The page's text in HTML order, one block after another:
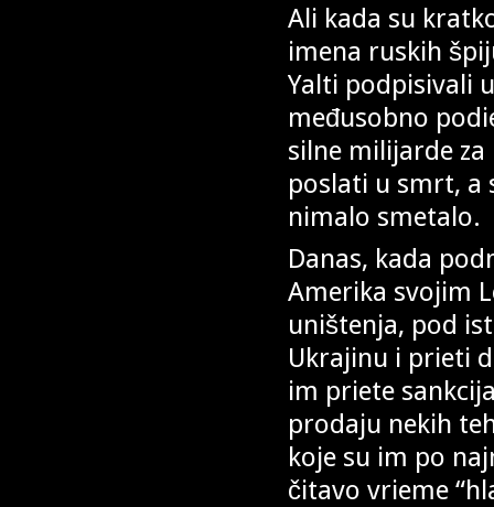
Ali kada su
imena ruskih
Yalti podpisivali
međusobno
silne milijarde
poslati u smrt,
nimalo smetalo.
Danas, kada
Amerika svojim
uništenja, pod
Ukrajinu i prieti
im priete
prodaju nekih
koje su im po
čitavo vrieme